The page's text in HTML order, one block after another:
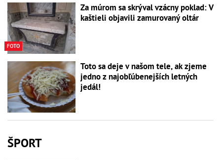
FOTO
Za múrom sa skrýval vzácny poklad: V
kaštieli objavili zamurovaný oltár
Toto sa deje v našom tele, ak zjeme
jedno z najobľúbenejších letných
jedál!
ŠPORT